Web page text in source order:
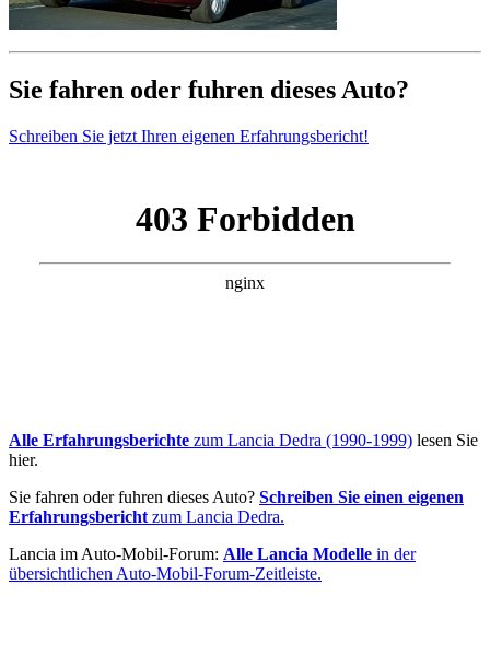
Sie fahren oder fuhren dieses Auto?
Schreiben Sie jetzt Ihren eigenen Erfahrungsbericht!
Alle Erfahrungsberichte zum Lancia Dedra (1990-1999) lesen Sie
hier.
Sie fahren oder fuhren dieses Auto? Schreiben Sie einen eigenen
Erfahrungsbericht zum Lancia Dedra.
Lancia im Auto-Mobil-Forum: Alle Lancia Modelle in der
übersichtlichen Auto-Mobil-Forum-Zeitleiste.